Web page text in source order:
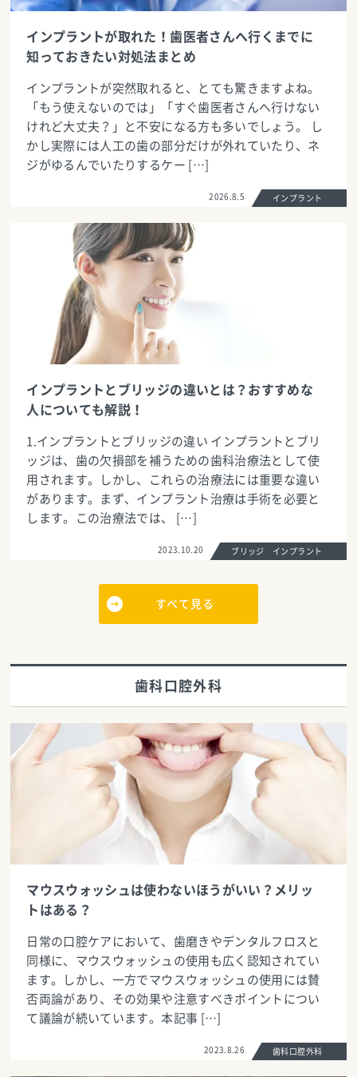
インプラントが取れた！歯医者さんへ行くまでに
知っておきたい対処法まとめ
インプラントが突然取れると、とても驚きますよね。
「もう使えないのでは」「すぐ歯医者さんへ行けない
けれど大丈夫？」と不安になる方も多いでしょう。 し
かし実際には人工の歯の部分だけが外れていたり、ネ
ジがゆるんでいたりするケー […]
2026.8.5 インプラント
インプラントとブリッジの違いとは？おすすめな
人についても解説！
1.インプラントとブリッジの違い インプラントとブリ
ッジは、歯の欠損部を補うための歯科治療法として使
用されます。しかし、これらの治療法には重要な違い
があります。まず、インプラント治療は手術を必要と
します。この治療法では、 […]
2023.10.20 ブリッジ インプラント
すべて見る
歯科口腔外科
マウスウォッシュは使わないほうがいい？メリッ
トはある？
日常の口腔ケアにおいて、歯磨きやデンタルフロスと
同様に、マウスウォッシュの使用も広く認知されてい
ます。しかし、一方でマウスウォッシュの使用には賛
否両論があり、その効果や注意すべきポイントについ
て議論が続いています。本記事 […]
2023.8.26 歯科口腔外科